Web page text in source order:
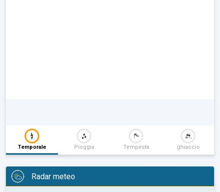
Temporale Pioggia Tempesta ghiaccio
Radar meteo